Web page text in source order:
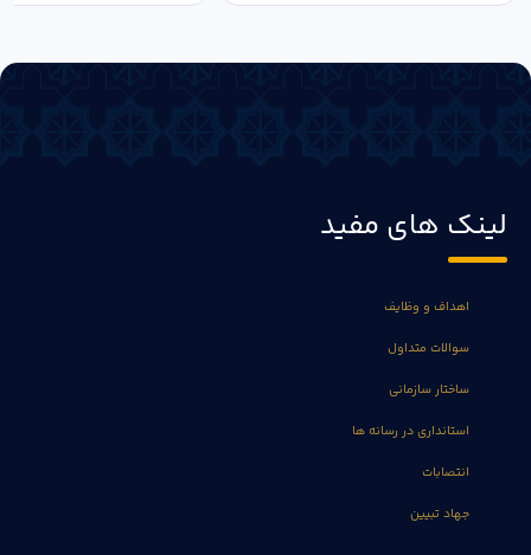
لینک های مفید
اهداف و وظایف
سوالات متداول
ساختار سازمانی
استانداری در رسانه ها
انتصابات
جهاد تبیین